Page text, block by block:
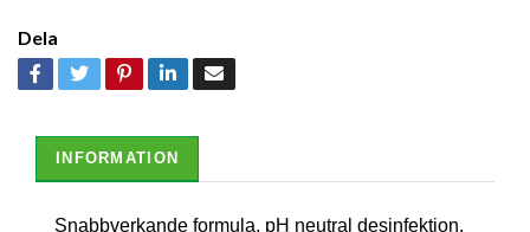
Dela
INFORMATION
Snabbverkande formula, pH neutral desinfektion.